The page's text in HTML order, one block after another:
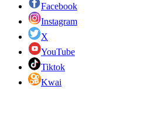
Facebook
Instagram
X
YouTube
Tiktok
Kwai